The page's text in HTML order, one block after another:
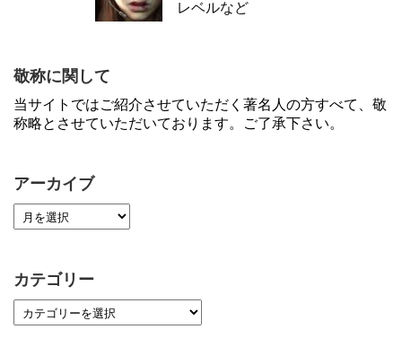
レベルなど
敬称に関して
当サイトではご紹介させていただく著名人の方すべて、敬
称略とさせていただいております。ご了承下さい。
アーカイブ
カテゴリー